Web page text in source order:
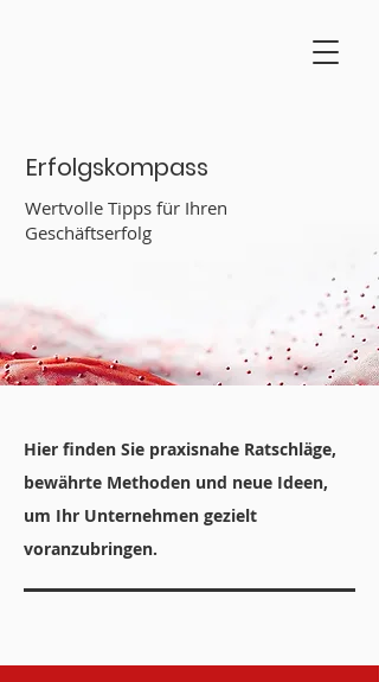
Erfolgskompass
Wertvolle Tipps für Ihren
Geschäftserfolg
Hier finden Sie praxisnahe Ratschläge,
bewährte Methoden und neue Ideen,
um Ihr Unternehmen gezielt
voranzubringen.